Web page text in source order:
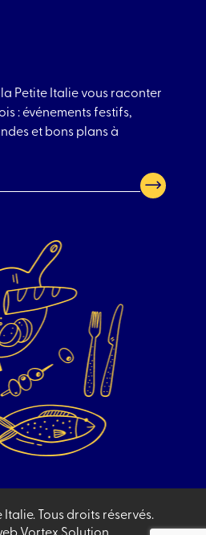
Petite Italie vous raconter
: événements festifs,
et bons plans à
Italie. Tous droits réservés.
Vortex Solution